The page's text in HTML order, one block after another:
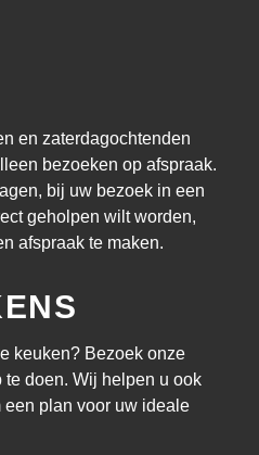
en zaterdagochtenden
bezoeken op afspraak.
bij uw bezoek in een
geholpen wilt worden,
afspraak te maken.
keuken? Bezoek onze
doen. Wij helpen u ook
plan voor uw ideale